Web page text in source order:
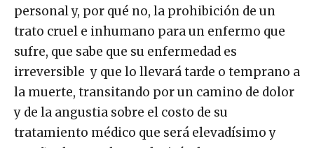
personal y, por qué no, la prohibición de un
trato cruel e inhumano para un enfermo que
sufre, que sabe que su enfermedad es
irreversible y que lo llevará tarde o temprano a
la muerte, transitando por un camino de dolor
y de la angustia sobre el costo de su
tratamiento médico que será elevadísimo y